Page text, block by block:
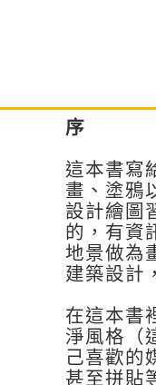
序
這本書寫
畫、塗鴉
設計繪圖
的，有資
地景做為
建築設計
在這本書
淨風格（
己喜歡的
甚至拼貼